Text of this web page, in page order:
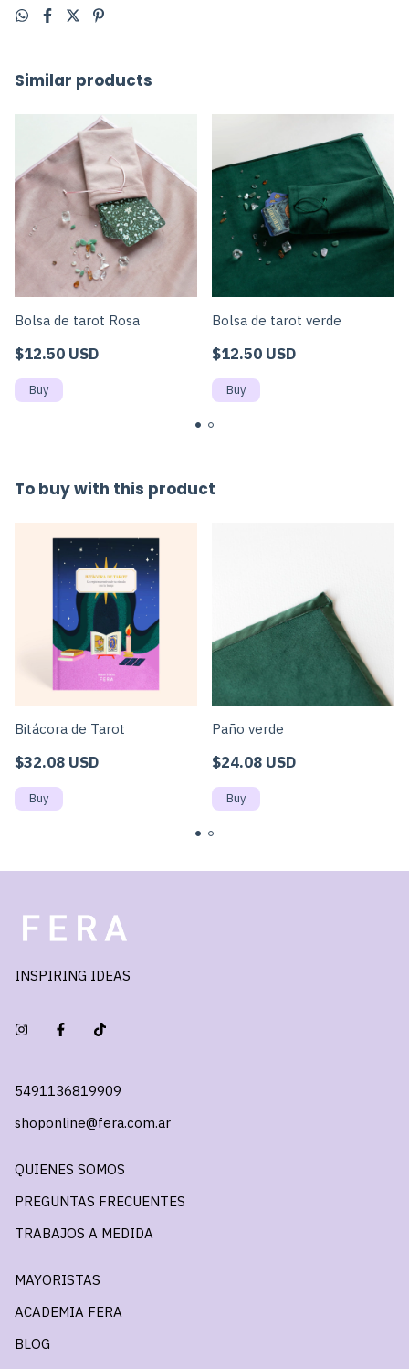
Similar products
Bolsa de tarot Rosa
$12.50 USD
Bolsa de tarot verde
$12.50 USD
To buy with this product
Bitácora de Tarot
$32.08 USD
Paño verde
$24.08 USD
INSPIRING IDEAS
5491136819909
shoponline@fera.com.ar
QUIENES SOMOS
PREGUNTAS FRECUENTES
TRABAJOS A MEDIDA
MAYORISTAS
ACADEMIA FERA
BLOG